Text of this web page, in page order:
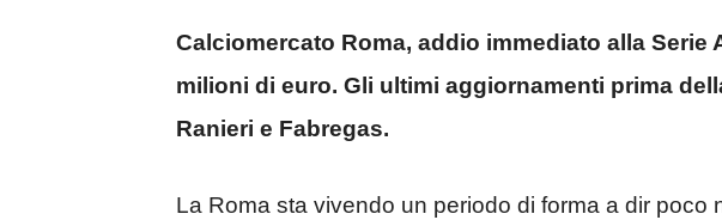
Calciomercato Roma, addio immediato alla Serie
milioni di euro. Gli ultimi aggiornamenti prima
Ranieri e Fabregas.
La Roma sta vivendo un periodo di forma a dir poco